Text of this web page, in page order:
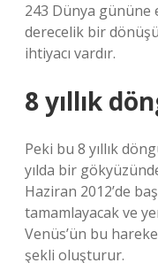
243 Dünya gününe
derecelik bir
ihtiyacı vardır.
8 yıllık
Peki bu 8 yıllık
yılda bir
Haziran 2012’de
tamamlayacak ve
Venüs’ün bu
şekli oluşturur.